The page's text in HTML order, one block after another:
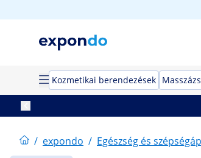
Kozmetikai berendezések
/ expondo / Egészség és